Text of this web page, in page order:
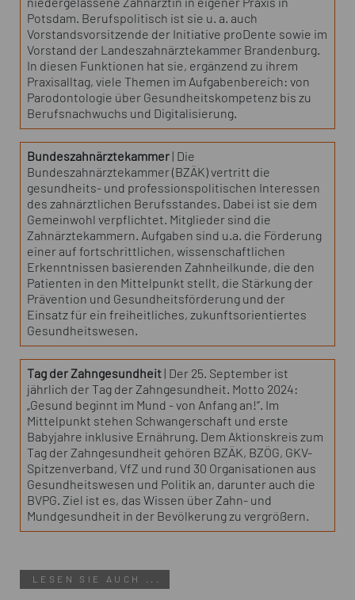
niedergelassene Zahnärztin in eigener Praxis in
Potsdam. Berufspolitisch ist sie u. a. auch
Vorstandsvorsitzende der Initiative proDente sowie im
Vorstand der Landeszahnärztekammer Brandenburg.
In diesen Funktionen hat sie, ergänzend zu ihrem
Praxisalltag, viele Themen im Aufgabenbereich: von
Parodontologie über Gesundheitskompetenz bis zu
Berufsnachwuchs und Digitalisierung.
Bundeszahnärztekammer | Die
Bundeszahnärztekammer (BZÄK) vertritt die
gesundheits- und professionspolitischen Interessen
des zahnärztlichen Berufsstandes. Dabei ist sie dem
Gemeinwohl verpflichtet. Mitglieder sind die
Zahnärztekammern. Aufgaben sind u.a. die Förderung
einer auf fortschrittlichen, wissenschaftlichen
Erkenntnissen basierenden Zahnheilkunde, die den
Patienten in den Mittelpunkt stellt, die Stärkung der
Prävention und Gesundheitsförderung und der
Einsatz für ein freiheitliches, zukunftsorientiertes
Gesundheitswesen.
Tag der Zahngesundheit | Der 25. September ist
jährlich der Tag der Zahngesundheit. Motto 2024:
„Gesund beginnt im Mund - von Anfang an!“. Im
Mittelpunkt stehen Schwangerschaft und erste
Babyjahre inklusive Ernährung. Dem Aktionskreis zum
Tag der Zahngesundheit gehören BZÄK, BZÖG, GKV-
Spitzenverband, VfZ und rund 30 Organisationen aus
Gesundheitswesen und Politik an, darunter auch die
BVPG. Ziel ist es, das Wissen über Zahn- und
Mundgesundheit in der Bevölkerung zu vergrößern.
LESEN SIE AUCH ...